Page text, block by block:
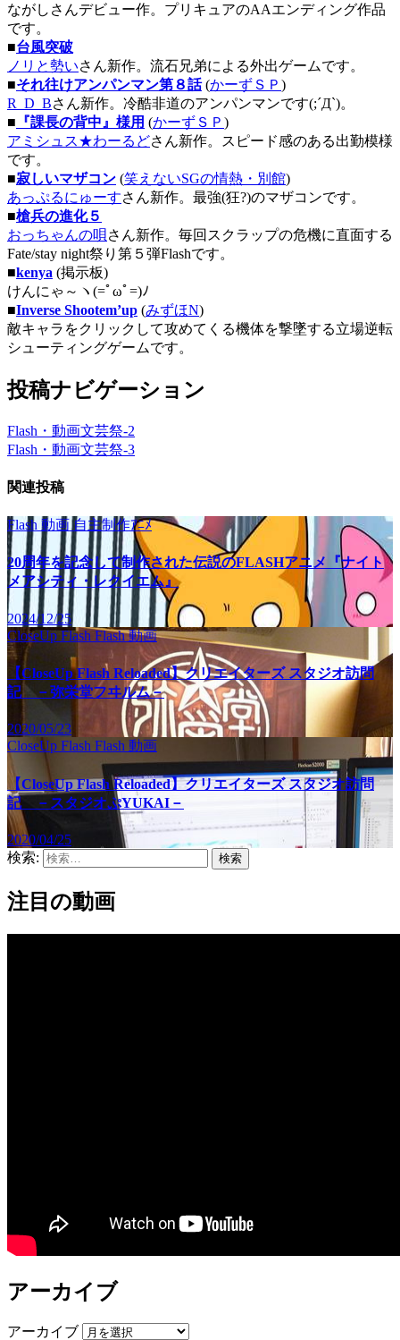
ながしさんデビュー作。プリキュアのAAエンディング作品
です。
■台風突破
ノリと勢いさん新作。流石兄弟による外出ゲームです。
■それ往けアンパンマン第８話(かーずＳＰ )
R_D_Bさん新作。冷酷非道のアンパンマンです(;´Д`)。
■ 『課長の背中』様用 (かーずＳＰ )
アミシュス★わーるどさん新作。スピード感のある出勤模様
です。
■寂しいマザコン (笑えないSGの情熱・別館)
あっぷるにゅーすさん新作。最強(狂?)のマザコンです。
■槍兵の進化５
おっちゃんの唄さん新作。毎回スクラップの危機に直面する
Fate/stay night祭り第５弾Flashです。
■kenya (掲示板)
けんにゃ～ヽ(=ﾟωﾟ=)ﾉ
■Inverse Shootem’up (みずほN)
敵キャラをクリックして攻めてくる機体を撃墜する立場逆転
シューティングゲームです。
投稿ナビゲーション
Flash・動画文芸祭-2
Flash・動画文芸祭-3
関連投稿
Flash 動画自主制作ｱﾆﾒ
20周年を記念して制作された伝説のFLASHアニメ『ナイト
メアシティ・レクイエム』
2024/12/25
CloseUp FlashFlash動画
【CloseUp Flash Reloaded】クリエイターズ スタジオ訪問
記 －弥栄堂フヰルム－
2020/05/23
CloseUp Flash Flash 動画
【CloseUp Flash Reloaded】クリエイターズ スタジオ訪問
記 －スタジオぷYUKAI－
2020/04/25
検索:
注目の動画
アーカイブ
アーカイブ